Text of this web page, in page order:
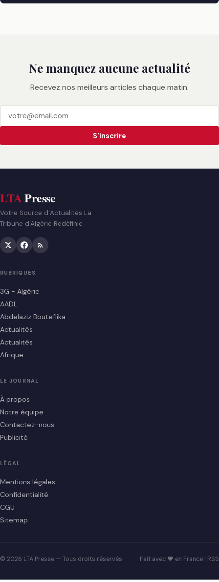
Ne manquez aucune actualité
Recevez nos meilleurs articles chaque matin.
S'inscrire
LTAPresse
Votre Source d’Actualités La
Tribune d'Algérie Redéfinie
RUBRIQUES
3G - Algérie
AADL
Abdelaziz Bouteflika
Actualités
Actualités
Afrique
LE JOURNAL
À propos
Notre équipe
Contactez-nous
Publicité
LÉGAL
Mentions légales
Confidentialité
CGU
Sitemap
© 2026 LTA Presse — Tous droits réservés Fait avec ♥ en France | RSS